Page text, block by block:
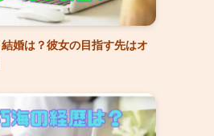
婚は？彼女の目指す先はオ